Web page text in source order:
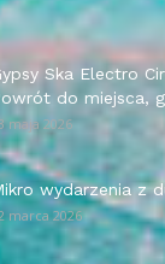
Ska Electro
do miejsca,
maja 2026
wydarzenia z
marca 2026